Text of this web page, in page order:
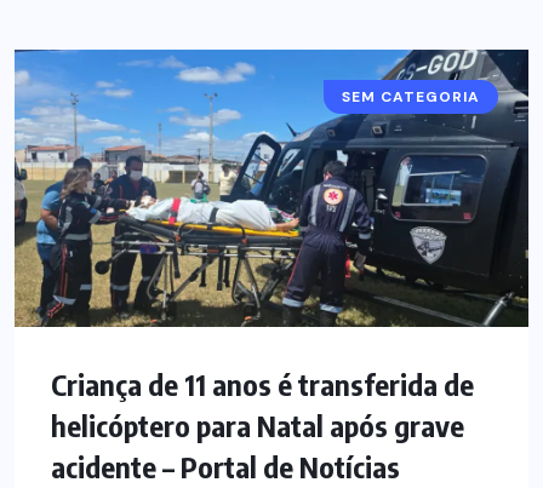
SEM CATEGORIA
Criança de 11 anos é transferida de
helicóptero para Natal após grave
acidente – Portal de Notícias